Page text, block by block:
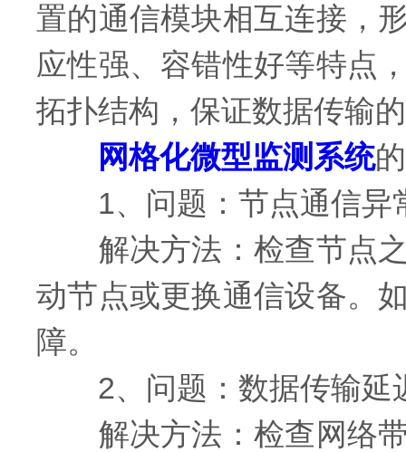
置的通信模块相互连接，
应性强、容错性好等特点
拓扑结构，保证数据传输
网格化微型监测系统
1、问题：节点通信异
解决方法：检查节点之
动节点或更换通信设备。
障。
2、问题：数据传输延
解决方法：检查网络带